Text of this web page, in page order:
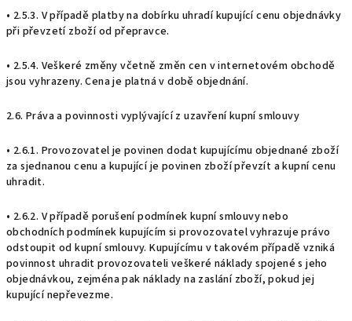
• 2.5.3. V případě platby na dobírku uhradí kupující cenu objednávky
při převzetí zboží od přepravce.
• 2.5.4. Veškeré změny včetně změn cen v internetovém obchodě
jsou vyhrazeny. Cena je platná v době objednání.
2.6. Práva a povinnosti vyplývající z uzavření kupní smlouvy
• 2.6.1. Provozovatel je povinen dodat kupujícímu objednané zboží
za sjednanou cenu a kupující je povinen zboží převzít a kupní cenu
uhradit.
• 2.6.2. V případě porušení podmínek kupní smlouvy nebo
obchodních podmínek kupujícím si provozovatel vyhrazuje právo
odstoupit od kupní smlouvy. Kupujícímu v takovém případě vzniká
povinnost uhradit provozovateli veškeré náklady spojené s jeho
objednávkou, zejména pak náklady na zaslání zboží, pokud jej
kupující nepřevezme.